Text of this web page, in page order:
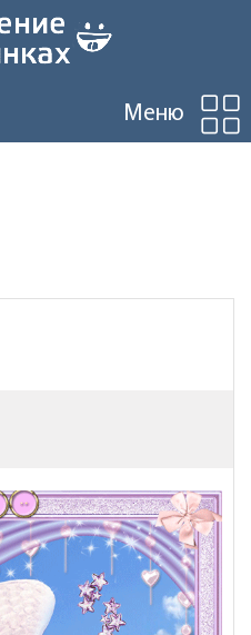
Меню